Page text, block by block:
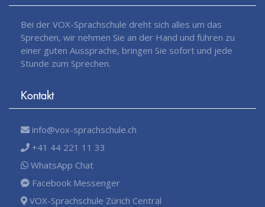
Bei der VOX-Sprachschule dreht sich alles um das
Sprechen, wir nehmen Sie an der Hand und führen zu
einer guten Aussprache, bringen Sie sofort und jede
Stunde zum Sprechen.
Kontakt
info@vox-sprachschule.ch
+41 44 221 11 33
WhatsApp Chat
Facebook Messenger
VOX-Sprachschule Zürich Central